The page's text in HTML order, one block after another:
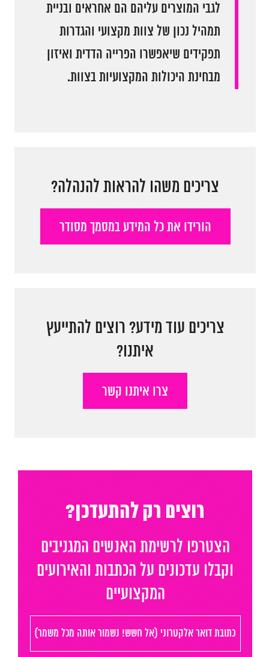
לגבי המוצרים עליהם הם אחראים ובניית
תמהיל נכון של צוות מקצועי והגדרות
תפקידים שיאפשרו הפרייה הדדית ואיזון
מבחינת היכולות המקצועיות בצוות.
צריכים משהו להראות להנהלה?
הורידו את כל המידע במסמך מסודר
צריכים עוד מידע? רוצים להתייעץ
איתנו?
צרו איתנו קשר
רוצים רק להתעדכן?
הצטרפו לרשימת האנשים המגניבים
וקבלו עדכונים על הכתבות והאירועים
המקצועיים